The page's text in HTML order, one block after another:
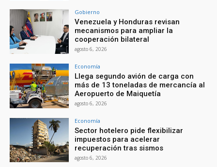
Gobierno
Venezuela y Honduras revisan
mecanismos para ampliar la
cooperación bilateral
agosto 6, 2026
Economía
Llega segundo avión de carga con
más de 13 toneladas de mercancía al
Aeropuerto de Maiquetía
agosto 6, 2026
Economía
Sector hotelero pide flexibilizar
impuestos para acelerar
recuperación tras sismos
agosto 6, 2026